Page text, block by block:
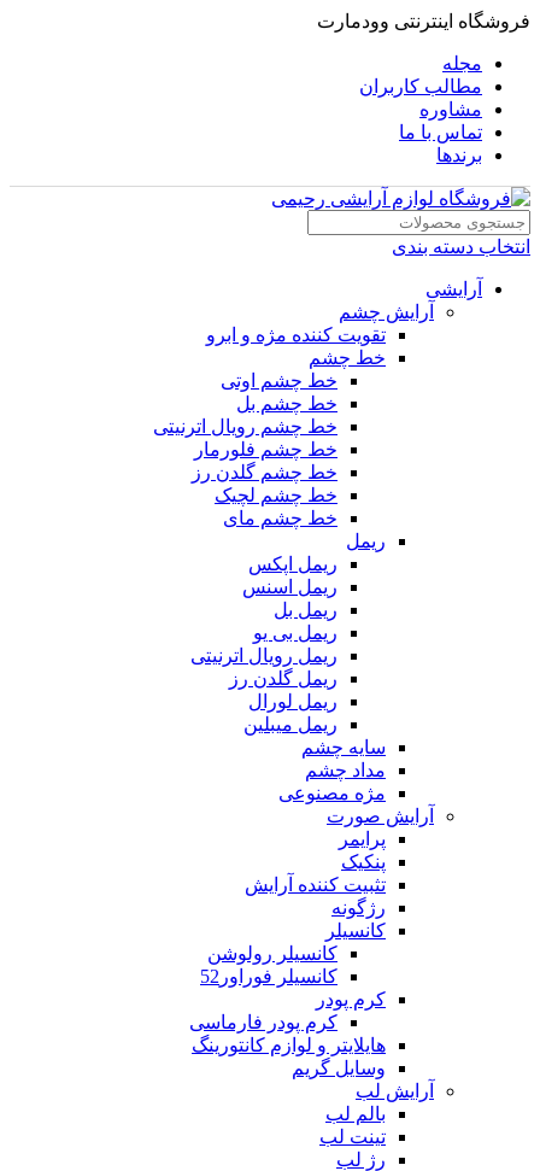
فروشگاه اینترنتی وودمارت
مجله
مطالب کاربران
مشاوره
تماس با ما
برندها
انتخاب دسته بندی
آرایشی
آرایش چشم
تقویت کننده مژه و ابرو
خط چشم
خط چشم اوتی
خط چشم بل
خط چشم رویال اترنیتی
خط چشم فلورمار
خط چشم گلدن رز
خط چشم لچیک
خط چشم مای
ریمل
ریمل اپکس
ریمل اسنس
ریمل بل
ریمل بی یو
ریمل رویال اترنیتی
ریمل گلدن رز
ریمل لورال
ریمل میبلین
سایه چشم
مداد چشم
مژه مصنوعی
آرایش صورت
پرایمر
پنکیک
تثبیت کننده آرایش
رژگونه
کانسیلر
کانسیلر رولوشن
کانسیلر فوراور52
کرم پودر
کرم پودر فارماسی
هایلایتر و لوازم کانتورینگ
وسایل گریم
آرایش لب
بالم لب
تینت لب
رژ لب